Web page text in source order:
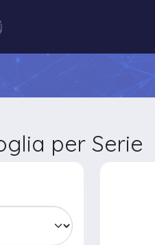
per Serie